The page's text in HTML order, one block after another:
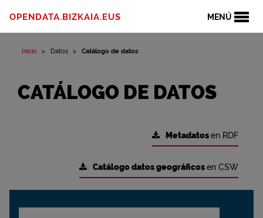
MENÚ
OPENDATA.BIZKAIA.EUS
Inicio Datos Catálogo de datos
CATÁLOGO DE DATOS
Metadatosen RDF
Catálogo datos geográficosen CSW